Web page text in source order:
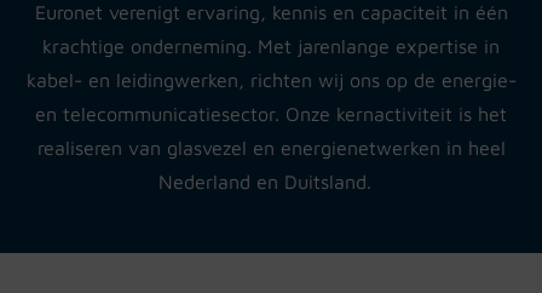
Met trots kondigen we aan dat
Euronet officieel CKB-gecertificeerd
energie-infrastructuur. Deze
erkenning bevestigt ons
aan de hoogste kwaliteits- en
veiligheidsnormen.
Euronet verenigt ervaring, kennis en capaciteit in één
krachtige onderneming. Met jarenlange expertise in
kabel- en leidingwerken, richten wij ons op de energie-
en telecommunicatiesector. Onze kernactiviteit is het
realiseren van glasvezel en energienetwerken in heel
Nederland en Duitsland.